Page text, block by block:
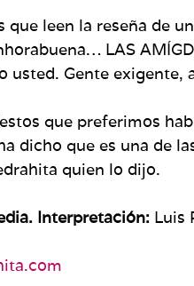
que leen la reseña de
LAS
usted. Gente exigente,
que preferimos
dicho que es una de
quien lo dijo.
Interpretación: Luis